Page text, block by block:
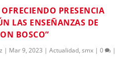
PRESENCIA
LAS ENSEÑANZAS DE
BOSCO”
| Mar 9, 2023 |Actualidad,smx |0 |